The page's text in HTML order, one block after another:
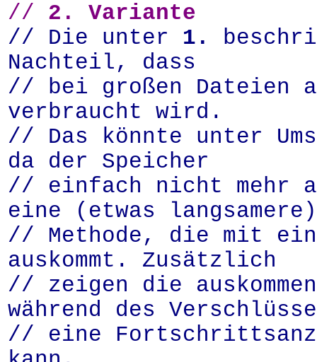
// 2. Variante
// Die unter 1.
Nachteil, dass
// bei großen Dateien
verbraucht wird.
// Das könnte unter
da der Speicher
// einfach nicht mehr
eine (etwas langsamere)
// Methode, die mit
auskommt. Zusätzlich
// zeigen die
während des
// eine